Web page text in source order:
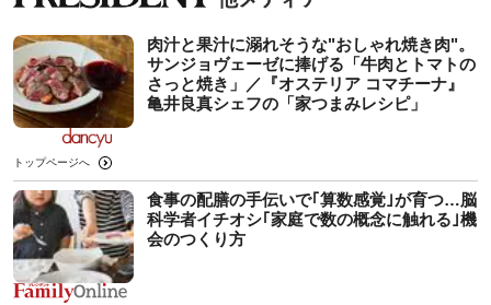
肉汁と果汁に溺れそうな"おしゃれ焼き肉"。
サンジョヴェーゼに捧げる「牛肉とトマトの
さっと焼き」／『オステリア コマチーナ』
亀井良真シェフの「家つまみレシピ」
トップページへ
食事の配膳の手伝いで｢算数感覚｣が育つ…脳
科学者イチオシ｢家庭で数の概念に触れる｣機
会のつくり方